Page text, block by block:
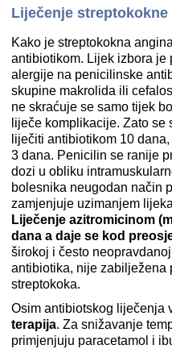
Liječenje streptokokne
Kako je streptokokna
antibiotikom. Lijek izbora
alergije na penicilinske
skupine makrolida ili
ne skraćuje se samo tijek
liječe komplikacije. Zato se
liječiti antibiotikom 10
3 dana. Penicilin se ranije
dozi u obliku
bolesnika neugodan način
zamjenjuje uzimanjem
Liječenje azitromicinom
dana a daje se kod
širokoj i često
antibiotika, nije
streptokoka.
Osim antibiotskog liječenja
terapija. Za snižavanje
primjenjuju paracetamol i